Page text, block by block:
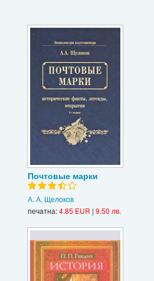
Почтовые марки
А. А. Щелоков
печатна:4.85 EUR | 9.50 лв.